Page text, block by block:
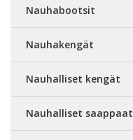
Nauhabootsit
Nauhakengät
Nauhalliset kengät
Nauhalliset saappaat